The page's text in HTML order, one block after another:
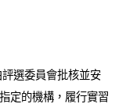
選委員會批核並安
定的機構，履行實習